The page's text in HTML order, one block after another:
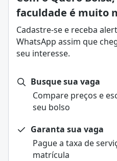
faculdade é muito
Cadastre-se e receba
WhatsApp assim que
seu interesse.
Busque sua vaga
Compare preços e
seu bolso
Garanta sua vaga
Pague a taxa de
matrícula